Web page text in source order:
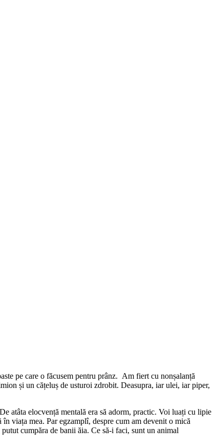
pe care o făcusem pentru prânz. Am fiert cu nonșalanță
și un cățeluș de usturoi zdrobit. Deasupra, iar ulei, iar piper,
atâta elocvență mentală era să adorm, practic. Voi luați cu lipie
viața mea. Par egzamplî, despre cum am devenit o mică
cumpăra de banii ăia. Ce să-i faci, sunt un animal